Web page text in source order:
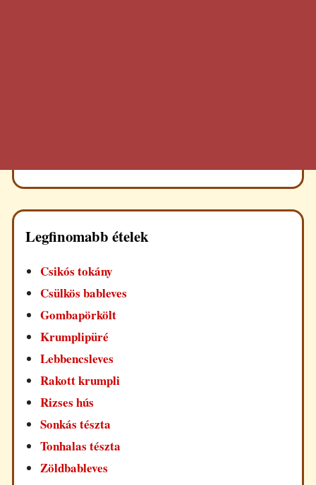
Legfinomabb ételek
Csikós tokány
Csülkös bableves
Gombapörkölt
Krumplipüré
Lebbencsleves
Rakott krumpli
Rizses hús
Sonkás tészta
Tonhalas tészta
Zöldbableves